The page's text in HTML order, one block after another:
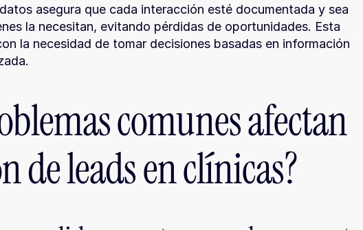
asegura que cada interacción esté documentada y sea
la necesitan, evitando pérdidas de oportunidades. Esta
la necesidad de tomar decisiones basadas en información
comunes afectan
de leads en clínicas?